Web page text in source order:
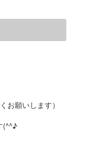
お願いします）
(^^♪